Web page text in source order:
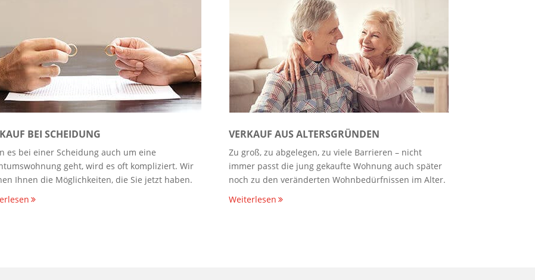
BEI SCHEIDUNG
es bei einer Scheidung auch um eine
geht, wird es oft kompliziert. Wir
Ihnen die Möglichkeiten, die Sie jetzt haben.
VERKAUF AUS ALTERSGRÜNDEN
Zu groß, zu abgelegen, zu viele Barrieren – nicht
immer passt die jung gekaufte Wohnung auch später
noch zu den veränderten Wohnbedürfnissen im Alter.
Weiterlesen